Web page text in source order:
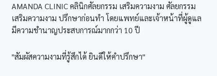
AMANDA CLINIC คลินิกศัลยกรรม เสริมความงาม ศัลยกรรม
เสริมความงาม ปรึกษาก่อนทำ โดยแพทย์และเจ้าหน้าที่ผู้ดูแล
มีความชำนาญประสบการณ์มากกว่า 10 ปี
"สัมผัสความงามที่รู้สึกได้ ยินดีให้คำปรึกษา"